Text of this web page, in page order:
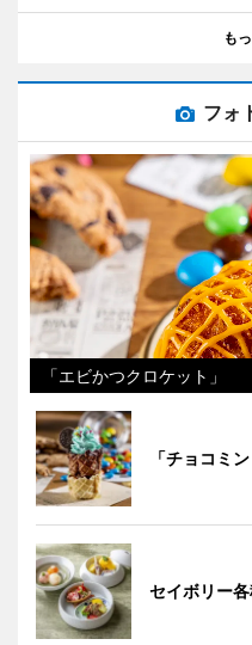
も
フォ
「エビかつクロケット」
「チョコミ
セイボリー